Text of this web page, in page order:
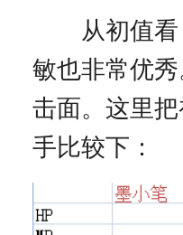
从初值看
敏也非常优
击面。这里
手比较下：